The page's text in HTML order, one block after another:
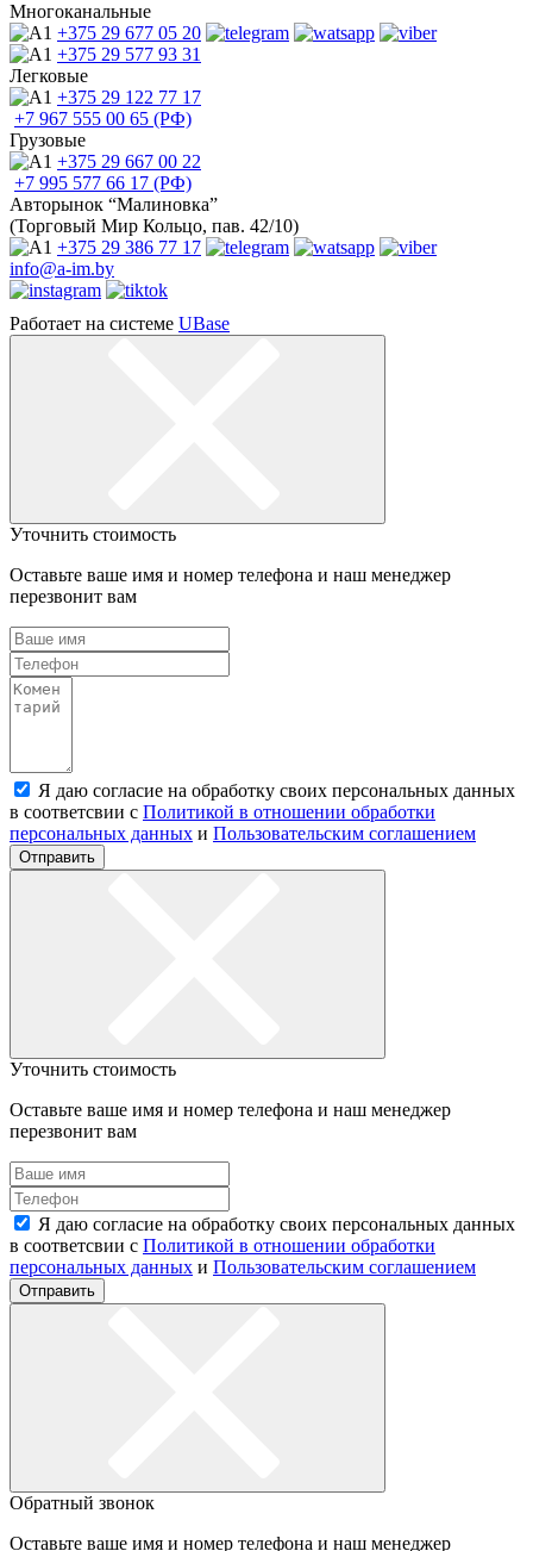
Многоканальные
+375 29 677 05 20
+375 29 577 93 31
Легковые
+375 29 122 77 17
+7 967 555 00 65 (РФ)
Грузовые
+375 29 667 00 22
+7 995 577 66 17 (РФ)
Авторынок “Малиновка”
(Торговый Мир Кольцо, пав. 42/10)
+375 29 386 77 17
info@a-im.by
Работает на системе UBase
Уточнить стоимость
Оставьте ваше имя и номер телефона и наш менеджер
перезвонит вам
Я даю согласие на обработку своих персональных данных
в соответсвии с Политикой в отношении обработки
персональных данных и Пользовательским соглашением
Отправить
Уточнить стоимость
Оставьте ваше имя и номер телефона и наш менеджер
перезвонит вам
Я даю согласие на обработку своих персональных данных
в соответсвии с Политикой в отношении обработки
персональных данных и Пользовательским соглашением
Отправить
Обратный звонок
Оставьте ваше имя и номер телефона и наш менеджер